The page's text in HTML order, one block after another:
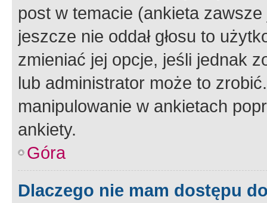
post w temacie (ankieta
jeszcze nie oddał głosu to
zmieniać jej opcje, jeśli jednak
lub administrator może to
manipulowanie w ankietach
ankiety.
Góra
Dlaczego nie mam dostępu